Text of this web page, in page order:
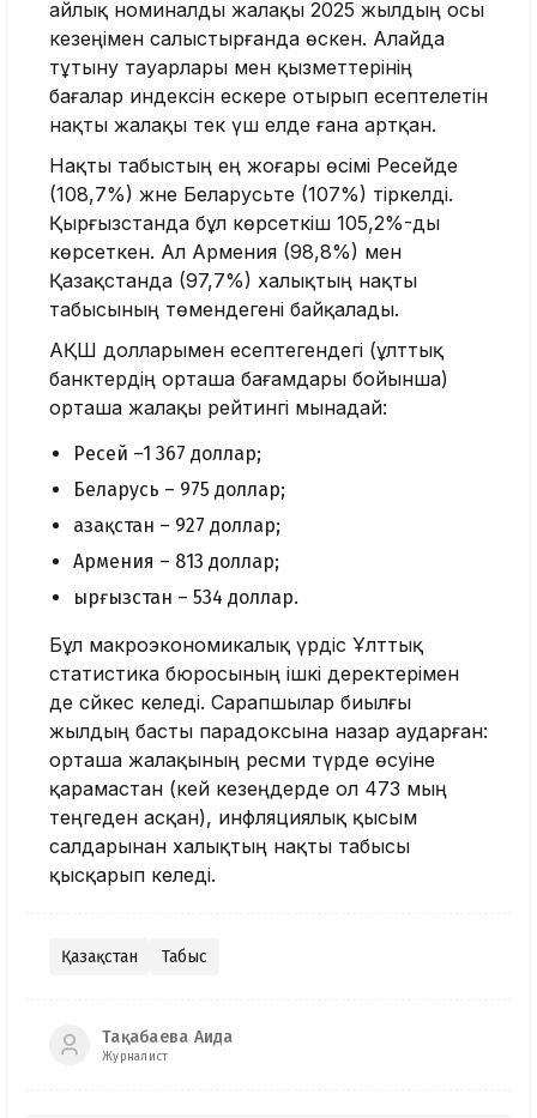
айлық номиналды жалақы 2025 жылдың осы
кезеңімен салыстырғанда өскен. Алайда
тұтыну тауарлары мен қызметтерінің
бағалар индексін ескере отырып есептелетін
нақты жалақы тек үш елде ғана артқан.
Нақты табыстың ең жоғары өсімі Ресейде
(108,7%) және Беларусьте (107%) тіркелді.
Қырғызстанда бұл көрсеткіш 105,2%-ды
көрсеткен. Ал Армения (98,8%) мен
Қазақстанда (97,7%) халықтың нақты
табысының төмендегені байқалады.
АҚШ долларымен есептегендегі (ұлттық
банктердің орташа бағамдары бойынша)
орташа жалақы рейтингі мынадай:
Ресей –1 367 доллар;
Беларусь – 975 доллар;
Қазақстан – 927 доллар;
Армения – 813 доллар;
Қырғызстан – 534 доллар.
Бұл макроэкономикалық үрдіс Ұлттық
статистика бюросының ішкі деректерімен
де сәйкес келеді. Сарапшылар биылғы
жылдың басты парадоксына назар аударған:
орташа жалақының ресми түрде өсуіне
қарамастан (кей кезеңдерде ол 473 мың
теңгеден асқан), инфляциялық қысым
салдарынан халықтың нақты табысы
қысқарып келеді.
Қазақстан Табыс
Тақабаева Аида
Журналист